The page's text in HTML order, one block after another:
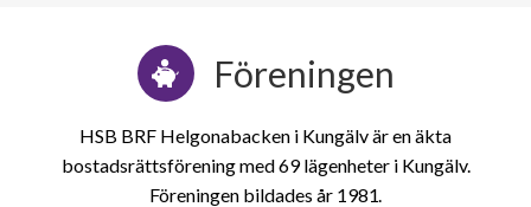
Föreningen
HSB BRF Helgonabacken i Kungälv är en äkta
bostadsrättsförening med 69 lägenheter i Kungälv.
Föreningen bildades år 1981